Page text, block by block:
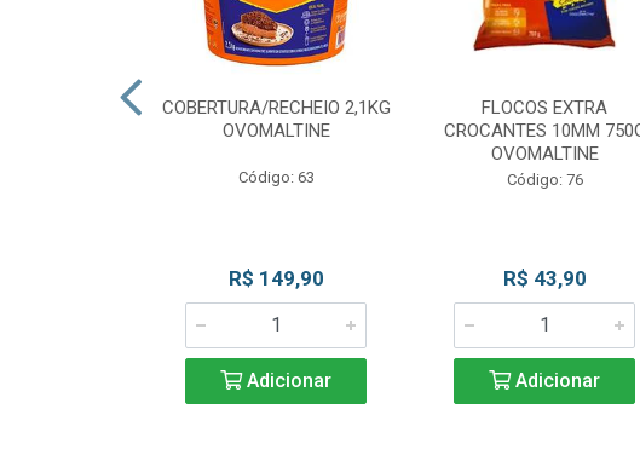
COBERTURA/RECHEIO 2,1KG
OVOMALTINE
Código: 63
R$ 149,90
Adicionar
FLOCOS EXTRA
CROCANTES 10MM
OVOMALTINE
Código: 76
R$ 43,90
Adicionar